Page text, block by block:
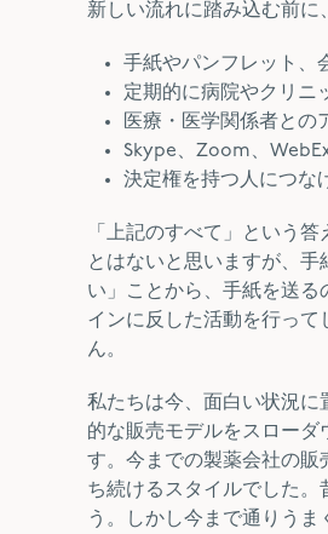
新しい流れに踏み込む前に
手紙やパンフレット、
定期的に病院やクリニ
医療・医学関係者との
Skype、Zoom、
決定権を持つ人につな
「上記のすべて」という
とはないと思いますが、
い」ことから、手紙を送
インに反した活動を行っ
ん。
私たちは今、面白い状況に
的な販売モデルをスロー
す。今までの製薬会社の販
ち続けるスタイルでした
う。しかし今まで通りうま